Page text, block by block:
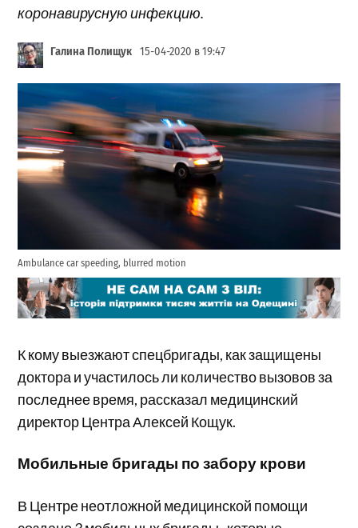
коронавирусную инфекцию.
Галина Полищук 15-04-2020 в 19:47
Ambulance car speeding, blurred motion
К кому выезжают спецбригады, как защищены
доктора и участилось ли количество вызовов за
последнее время, рассказал медицинский
директор Центра Алексей Кощук.
Мобильные бригады по забору крови
В Центре неотложной медицинской помощи